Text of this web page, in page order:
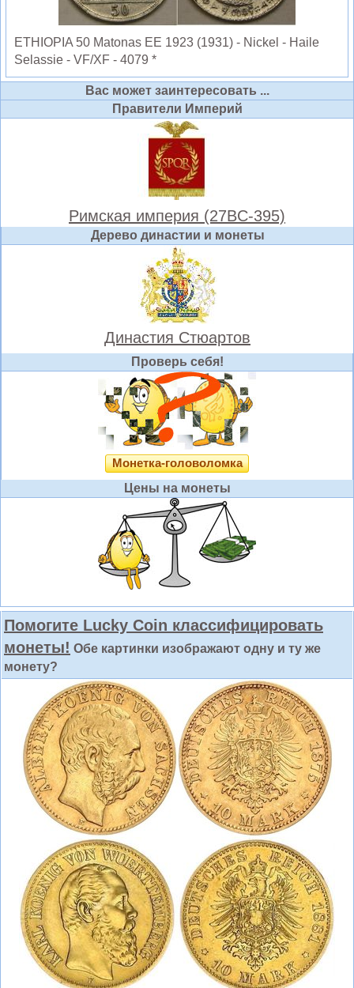
ETHIOPIA 50 Matonas EE 1923 (1931) - Nickel - Haile
Selassie - VF/XF - 4079 *
Вас может заинтересовать ...
Правители Империй
Римская империя (27BC-395)
Дерево династии и монеты
Династия Стюартов
Проверь себя!
Монетка-головоломка
Цены на монеты
Помогите Lucky Coin классифицировать
монеты! Обе картинки изображают одну и ту же
монету?